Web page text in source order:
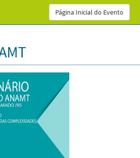
Página Inicial do Evento